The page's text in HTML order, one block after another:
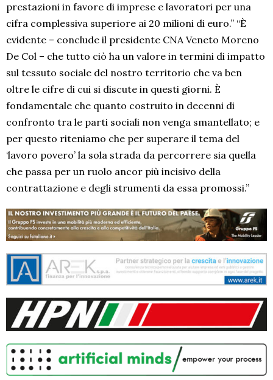
prestazioni in favore di imprese e lavoratori per una
cifra complessiva superiore ai 20 milioni di euro.” “È
evidente – conclude il presidente CNA Veneto Moreno
De Col – che tutto ciò ha un valore in termini di impatto
sul tessuto sociale del nostro territorio che va ben
oltre le cifre di cui si discute in questi giorni. È
fondamentale che quanto costruito in decenni di
confronto tra le parti sociali non venga smantellato; e
per questo riteniamo che per superare il tema del
‘lavoro povero’ la sola strada da percorrere sia quella
che passa per un ruolo ancor più incisivo della
contrattazione e degli strumenti da essa promossi.”